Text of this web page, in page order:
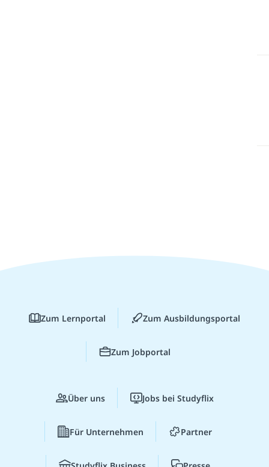
Zum Lernportal Zum Ausbildungsportal
Zum Jobportal
Über uns Jobs bei Studyflix
Für Unternehmen Partner